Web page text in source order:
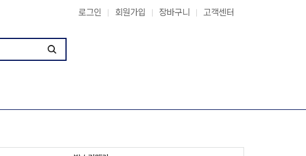
로그인 회원가입 장바구니 고객센터